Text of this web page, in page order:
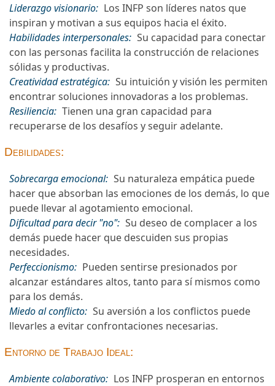
Liderazgo visionario: Los INFP son líderes natos que
inspiran y motivan a sus equipos hacia el éxito.
Habilidades interpersonales: Su capacidad para conectar
con las personas facilita la construcción de relaciones
sólidas y productivas.
Creatividad estratégica: Su intuición y visión les permiten
encontrar soluciones innovadoras a los problemas.
Resiliencia: Tienen una gran capacidad para
recuperarse de los desafíos y seguir adelante.
Debilidades:
Sobrecarga emocional: Su naturaleza empática puede
hacer que absorban las emociones de los demás, lo que
puede llevar al agotamiento emocional.
Dificultad para decir "no": Su deseo de complacer a los
demás puede hacer que descuiden sus propias
necesidades.
Perfeccionismo: Pueden sentirse presionados por
alcanzar estándares altos, tanto para sí mismos como
para los demás.
Miedo al conflicto: Su aversión a los conflictos puede
llevarles a evitar confrontaciones necesarias.
Entorno de Trabajo Ideal:
Ambiente colaborativo: Los INFP prosperan en entornos